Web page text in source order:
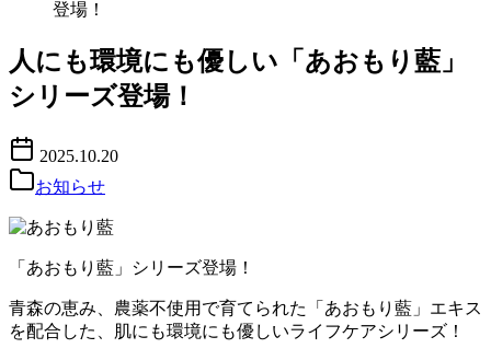
人にも環境にも優しい「あおもり藍」
シリーズ登場！
2025.10.20
お知らせ
「あおもり藍」シリーズ登場！
青森の恵み、農薬不使用で育てられた「あおもり藍」エキス
を配合した、肌にも環境にも優しいライフケアシリーズ！